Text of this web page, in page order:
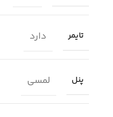
تایمر دارد
پنل لمسی